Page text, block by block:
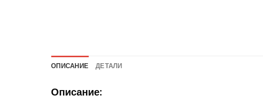
ОПИСАНИЕ ДЕТАЛИ
Описание: